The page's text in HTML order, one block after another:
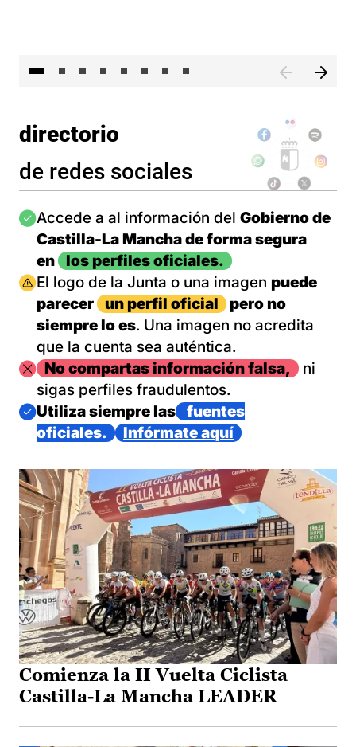
directorio
de redes sociales
Imagen
Accede a al información del Gobierno de
Castilla-La Mancha de forma segura
en
los perfiles oficiales.
Imagen
El logo de la Junta o una imagen puede
parecer
un perfil oficial
pero no
siempre lo es. Una imagen no acredita
que la cuenta sea auténtica.
ImagenNo compartas información falsa,
ni
sigas perfiles fraudulentos.
Imagen
Utiliza siempre las
fuentes
oficiales.
Infórmate aquí
Comienza la II Vuelta Ciclista
Castilla-La Mancha LEADER